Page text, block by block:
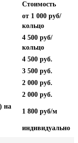
Стоимость
от 1 000 руб/
кольцо
4 500 руб/
кольцо
4 500 руб.
3 500 руб.
2 000 руб.
2 000 руб.
на
1 800 руб/м
индивидуально